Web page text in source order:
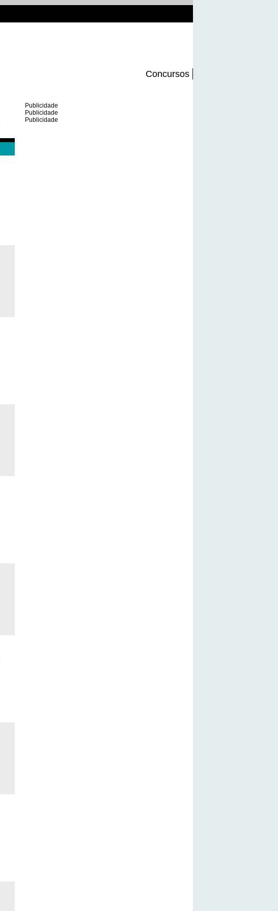
Concursos
Publicidade
Publicidade
Publicidade